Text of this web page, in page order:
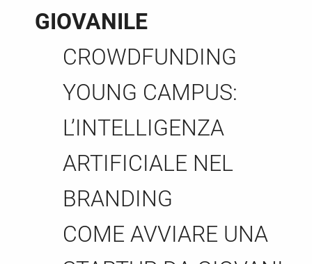
GIOVANILE
CROWDFUNDING
YOUNG CAMPUS:
L’INTELLIGENZA
ARTIFICIALE NEL
BRANDING
COME AVVIARE UNA